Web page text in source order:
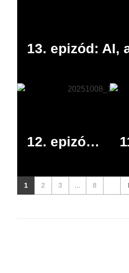
12. epizód: A vállalati IT jövője is autonóm
1 2 3 ... 8